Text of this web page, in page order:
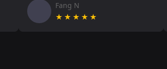
Fang N
★★★★★